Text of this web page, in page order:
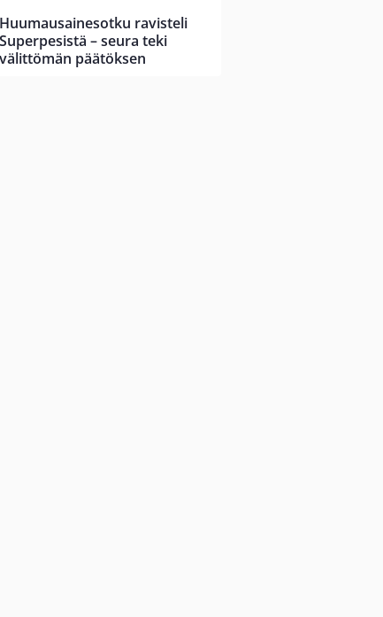
Huumausainesotku ravisteli
Superpesistä – seura teki
välittömän päätöksen